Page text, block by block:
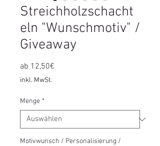
Streichholzschacht
eln "Wunschmotiv" /
Giveaway
ab 12,50€
inkl. MwSt.
Menge *
Motivwunsch / Personalisierung /